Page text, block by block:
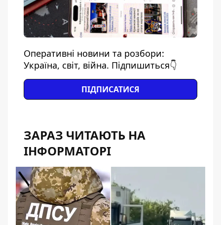
Оперативні новини та розбори:
Україна, світ, війна. Підпишиться👇
ПІДПИСАТИСЯ
ЗАРАЗ ЧИТАЮТЬ НА
ІНФОРМАТОРІ